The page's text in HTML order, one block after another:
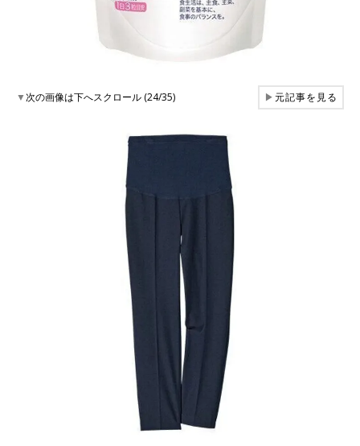
▼次の画像は下へスクロール (24/35) ▶元記事を見る